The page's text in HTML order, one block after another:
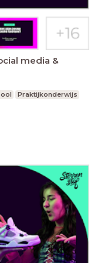
media &
Praktijkonderwijs